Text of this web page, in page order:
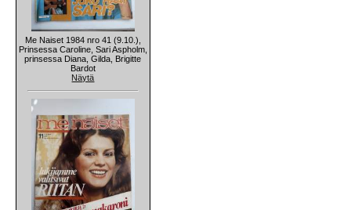
Me Naiset 1984 nro 41 (9.10.),
Prinsessa Caroline, Sari Aspholm,
prinsessa Diana, Gilda, Brigitte
Bardot
Näytä